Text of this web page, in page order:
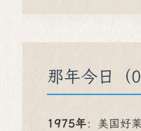
那年今日（
1975年： 美国好